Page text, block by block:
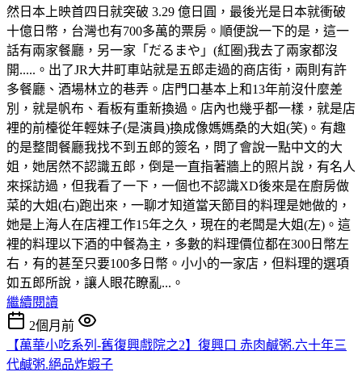
然日本上映首四日就突破 3.29 億日圓，最後光是日本就衝破
十億日幣，台灣也有700多萬的票房。順便說一下的是，這一
話有兩家餐廳，另一家「だるまや」(紅圈)我去了兩家都沒
開.....。出了JR大井町車站就是五郎走過的商店街，兩則有許
多餐廳、酒場林立的巷弄。店門口基本上和13年前沒什麼差
別，就是帆布、看板有重新換過。店內也幾乎都一樣，就是店
裡的前檯從年輕妹子(是演員)換成像媽媽桑的大姐(笑)。有趣
的是整間餐廳我找不到五郎的簽名，問了會說一點中文的大
姐，她居然不認識五郎，倒是一直指著牆上的照片說，有名人
來採訪過，但我看了一下，一個也不認識XD後來是在廚房做
菜的大姐(右)跑出來，一聊才知道當天節目的料理是她做的，
她是上海人在店裡工作15年之久，現在的老闆是大姐(左)。這
裡的料理以下酒的中餐為主，多數的料理價位都在300日幣左
右，有的甚至只要100多日幣。小小的一家店，但料理的選項
如五郎所說，讓人眼花瞭亂...。
繼續閱讀
2個月前
【萬華小吃系列-舊復興戲院之2】復興口 赤肉鹹粥.六十年三
代鹹粥.絕品炸蝦子